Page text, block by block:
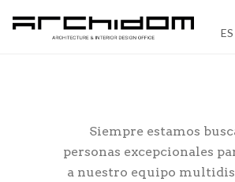
ES
Siempre estamos
personas excepcionales
a nuestro equipo